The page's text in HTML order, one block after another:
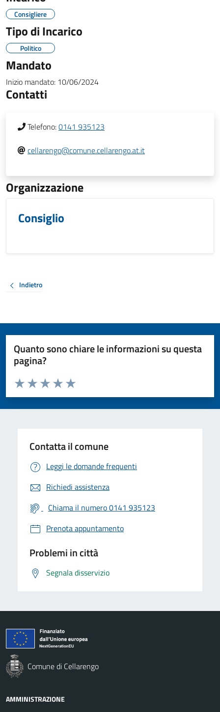
Consigliere
Tipo di Incarico
Politico
Mandato
Inizio mandato: 10/06/2024
Contatti
Telefono:0141 935123
cellarengo@comune.cellarengo.at.it
Organizzazione
Consiglio
Indietro
Quanto sono chiare le informazioni su questa
pagina?
Valuta da 1 a 5 stelle la pagina
Valuta 5 stelle su 5
Valuta 4 stelle su 5
Valuta 3 stelle su 5
Valuta 2 stelle su 5
Valuta 1 stelle su 5
Contatta il comune
Leggi le domande frequenti
Richiedi assistenza
Chiama il numero 0141 935123
Prenota appuntamento
Problemi in città
Segnala disservizio
Comune di Cellarengo
AMMINISTRAZIONE